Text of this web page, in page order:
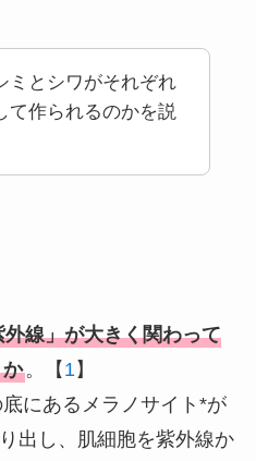
ミとシワがそれぞれ
て作られるのかを説
線」が大きく関わって
。【 1 】
にあるメラノサイト*が
出し、肌細胞を紫外線か